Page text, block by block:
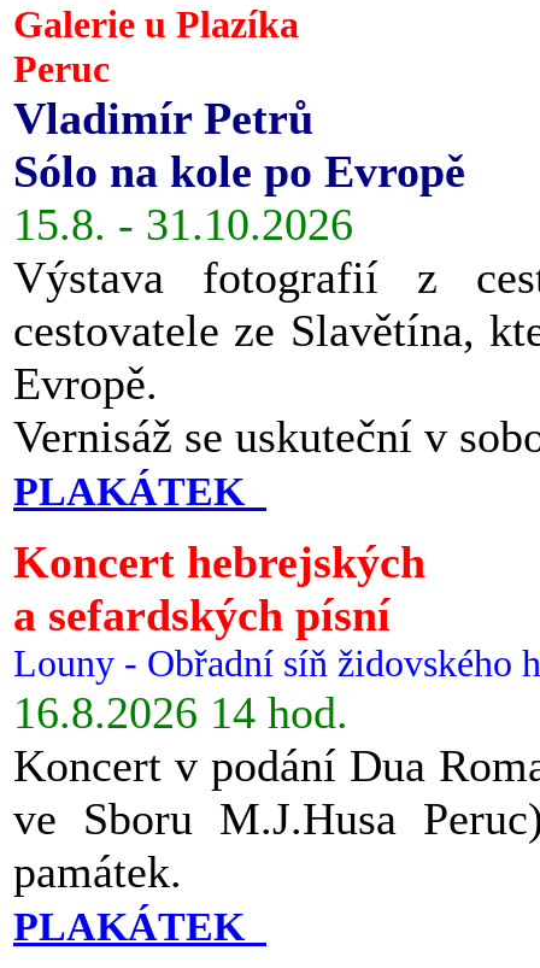
Galerie u Plazíka
Peruc
Vladimír Petrů
Sólo na kole po Evropě
15.8. - 31.10.2026
Výstava fotografií z
cestovatele ze Slavětína,
Evropě.
Vernisáž se uskuteční v
PLAKÁTEK
Koncert hebrejských
a sefardských písní
Louny - Obřadní síň židovského
16.8.2026 14 hod.
Koncert v podání Dua
ve Sboru M.J.Husa
památek.
PLAKÁTEK